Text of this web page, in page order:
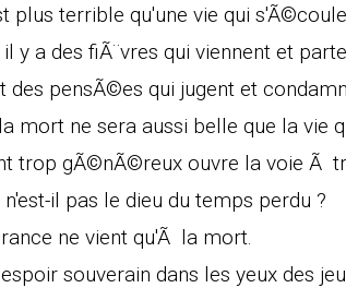
plus terrible qu'une vie qui
y a des fiÃ¨vres qui viennent et
des pensÃ©es qui jugent et
mort ne sera aussi belle que la vie
trop gÃ©nÃ©reux ouvre la voie Ã
il pas le dieu du temps perdu ?
ne vient qu'Ã la mort.
souverain dans les yeux des